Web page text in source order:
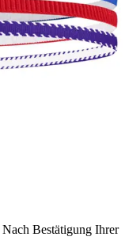
Nach Bestätigung Ihrer